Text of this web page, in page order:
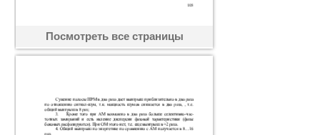
Посмотреть все страницы